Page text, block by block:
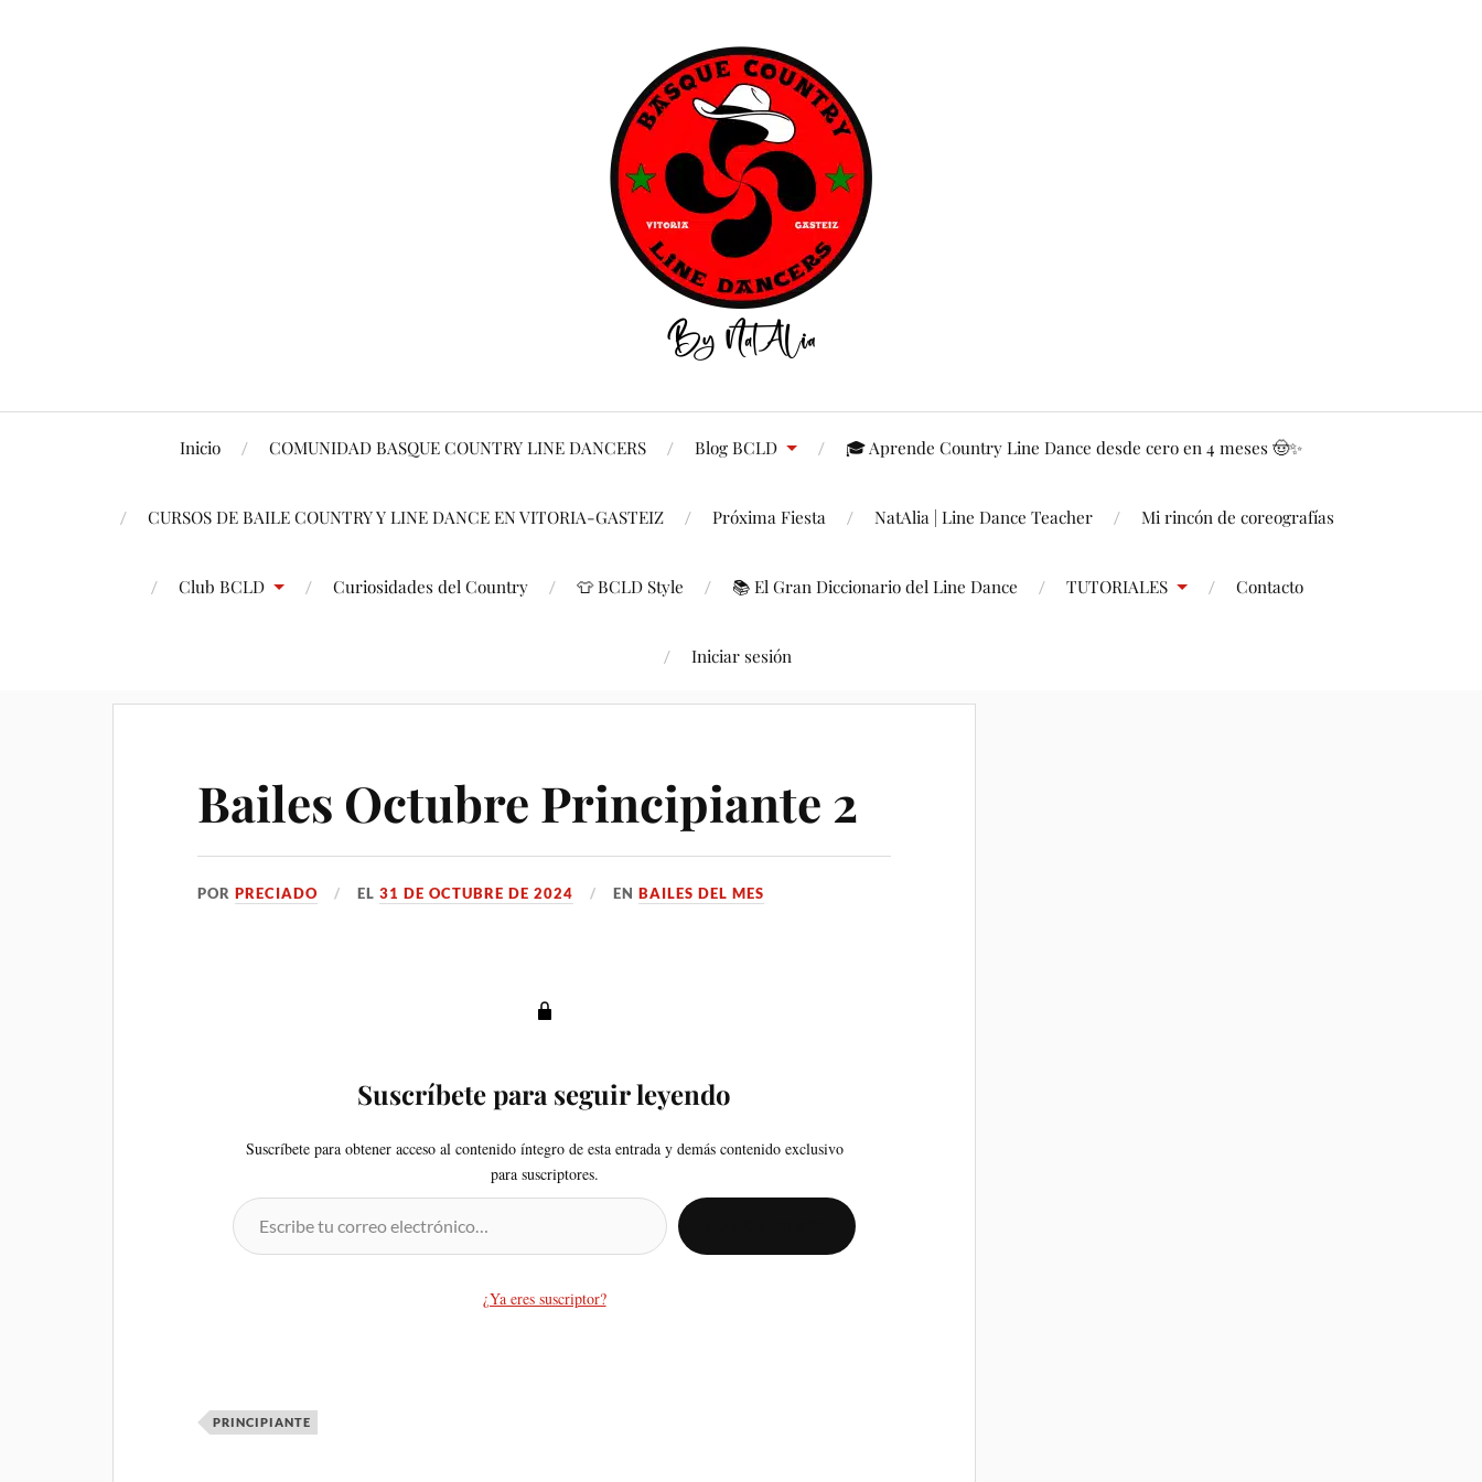
Inicio COMUNIDAD BASQUE COUNTRY LINE DANCERS Blog BCLD 🎓 Aprende Country Line Dance desde cero en 4 meses 🤠✨
CURSOS DE BAILE COUNTRY Y LINE DANCE EN VITORIA-GASTEIZ Próxima Fiesta NatAlia | Line Dance Teacher Mi rincón de coreografías
Club BCLD Curiosidades del Country 👕 BCLD Style 📚 El Gran Diccionario del Line Dance TUTORIALES Contacto
Iniciar sesión
Bailes Octubre Principiante 2
PORPRECIADO EL31 DE OCTUBRE DE 2024 ENBAILES DEL MES
Suscríbete para seguir leyendo
Suscríbete para obtener acceso al contenido íntegro de esta entrada y demás contenido exclusivo
para suscriptores.
¿Ya eres suscriptor?
PRINCIPIANTE